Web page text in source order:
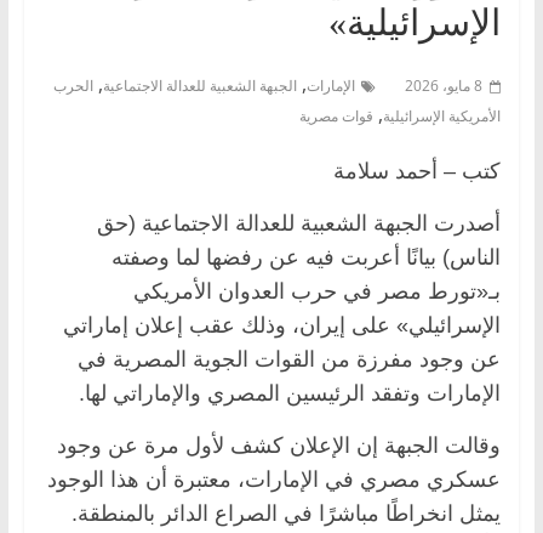
الإسرائيلية»
8 مايو، 2026 الإمارات, الجبهة الشعبية للعدالة الاجتماعية, الحرب
الأمريكية الإسرائيلية, قوات مصرية
كتب – أحمد سلامة
أصدرت الجبهة الشعبية للعدالة الاجتماعية (حق
الناس) بيانًا أعربت فيه عن رفضها لما وصفته
بـ«تورط مصر في حرب العدوان الأمريكي
الإسرائيلي» على إيران، وذلك عقب إعلان إماراتي
عن وجود مفرزة من القوات الجوية المصرية في
الإمارات وتفقد الرئيسين المصري والإماراتي لها.
وقالت الجبهة إن الإعلان كشف لأول مرة عن وجود
عسكري مصري في الإمارات، معتبرة أن هذا الوجود
يمثل انخراطًا مباشرًا في الصراع الدائر بالمنطقة.